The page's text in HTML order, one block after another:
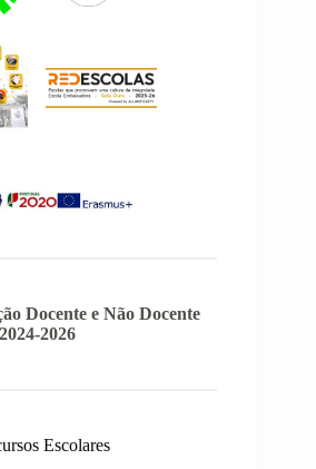
Docente e Não Docente
2024-2026
Escolares